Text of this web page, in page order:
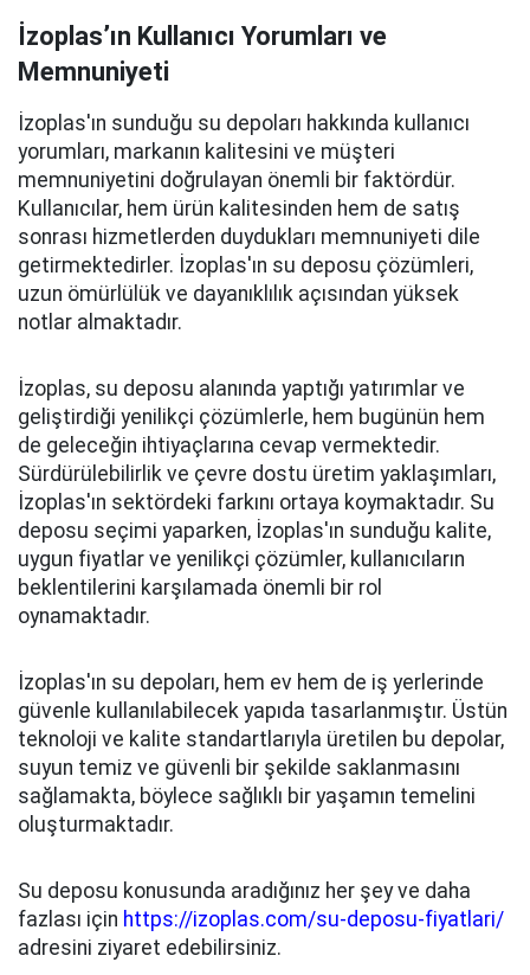
İzoplas’ın Kullanıcı Yorumları ve
Memnuniyeti
İzoplas'ın sunduğu su depoları hakkında kullanıcı
yorumları, markanın kalitesini ve müşteri
memnuniyetini doğrulayan önemli bir faktördür.
Kullanıcılar, hem ürün kalitesinden hem de satış
sonrası hizmetlerden duydukları memnuniyeti dile
getirmektedirler. İzoplas'ın su deposu çözümleri,
uzun ömürlülük ve dayanıklılık açısından yüksek
notlar almaktadır.
İzoplas, su deposu alanında yaptığı yatırımlar ve
geliştirdiği yenilikçi çözümlerle, hem bugünün hem
de geleceğin ihtiyaçlarına cevap vermektedir.
Sürdürülebilirlik ve çevre dostu üretim yaklaşımları,
İzoplas'ın sektördeki farkını ortaya koymaktadır. Su
deposu seçimi yaparken, İzoplas'ın sunduğu kalite,
uygun fiyatlar ve yenilikçi çözümler, kullanıcıların
beklentilerini karşılamada önemli bir rol
oynamaktadır.
İzoplas'ın su depoları, hem ev hem de iş yerlerinde
güvenle kullanılabilecek yapıda tasarlanmıştır. Üstün
teknoloji ve kalite standartlarıyla üretilen bu depolar,
suyun temiz ve güvenli bir şekilde saklanmasını
sağlamakta, böylece sağlıklı bir yaşamın temelini
oluşturmaktadır.
Su deposu konusunda aradığınız her şey ve daha
fazlası için https://izoplas.com/su-deposu-fiyatlari/
adresini ziyaret edebilirsiniz.